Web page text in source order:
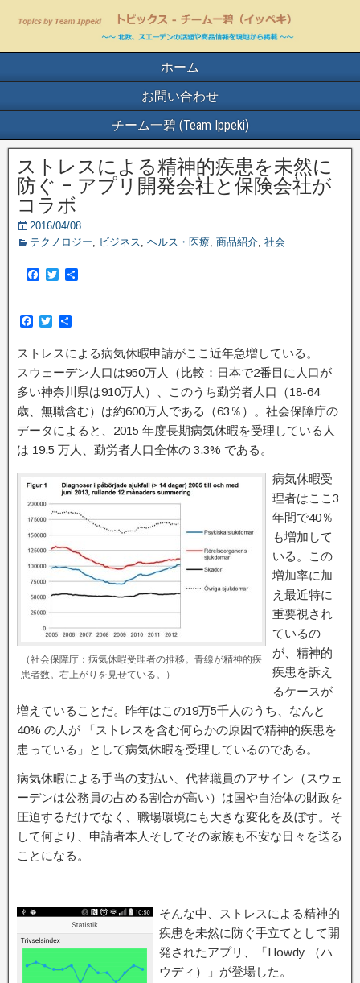
ホーム
お問い合わせ
チーム一碧 (Team Ippeki)
ストレスによる精神的疾患を未然に
防ぐ – アプリ開発会社と保険会社が
コラボ
2016/04/08
テクノロジー, ビジネス, ヘルス・医療, 商品紹介, 社会
F
e
b
o
T
t
t
r
F
c
e
b
o
T
t
t
e
r
ストレスによる病気休暇申請がここ近年急増している。
スウェーデン人口は950万人（比較：日本で2番目に人口が
多い神奈川県は910万人）、このうち勤労者人口（18-64
歳、無職含む）は約600万人である（63％）。社会保障庁の
データによると、2015 年度長期病気休暇を受理している人
は 19.5 万人、勤労者人口全体の 3.3% である。
（社会保障庁：病気休暇受理者の推移。青線が精神的疾
患者数。右上がりを見せている。）
病気休暇受
理者はここ3
年間で40％
も増加して
いる。この
増加率に加
え最近特に
重要視され
ているの
が、精神的
疾患を訴え
るケースが
増えていることだ。昨年はこの19万5千人のうち、なんと
40% の人が 「ストレスを含む何らかの原因で精神的疾患を
患っている」として病気休暇を受理しているのである。
病気休暇による手当の支払い、代替職員のアサイン（スウェ
ーデンは公務員の占める割合が高い）は国や自治体の財政を
圧迫するだけでなく、職場環境にも大きな変化を及ぼす。そ
して何より、申請者本人そしてその家族も不安な日々を送る
ことになる。
そんな中、ストレスによる精神的
疾患を未然に防ぐ手立てとして開
発されたアプリ、「Howdy （ハ
ウディ）」が登場した。